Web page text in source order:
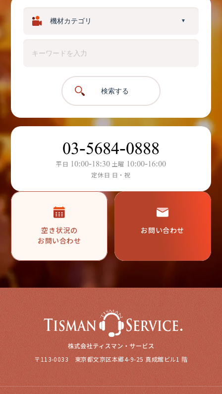
▼
検索する
03-5684-0888
平日 10:00-18:30 土曜 10:00-16:00
定休日 日・祝
空き状況の
お問い合わせ
お問い合わせ
〒113-0033 東京都文京区本郷4-9-25 真成館ビル1 階